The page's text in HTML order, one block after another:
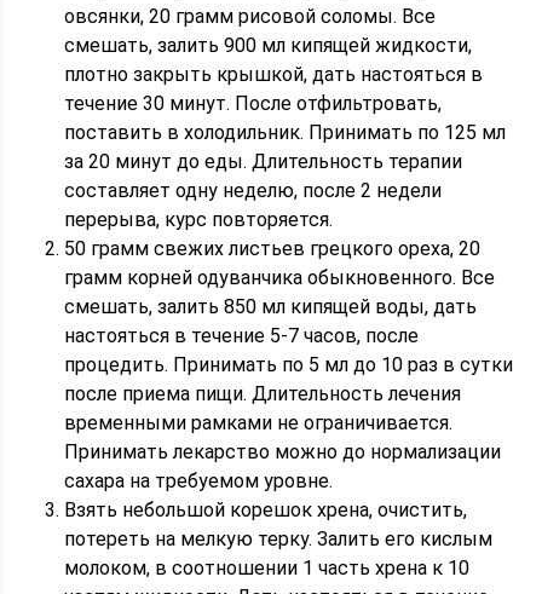
овсянки, 20 грамм рисовой соломы. Все
смешать, залить 900 мл кипящей жидкости,
плотно закрыть крышкой, дать настояться в
течение 30 минут. После отфильтровать,
поставить в холодильник. Принимать по 125 мл
за 20 минут до еды. Длительность терапии
составляет одну неделю, после 2 недели
перерыва, курс повторяется.
50 грамм свежих листьев грецкого ореха, 20
грамм корней одуванчика обыкновенного. Все
смешать, залить 850 мл кипящей воды, дать
настояться в течение 5-7 часов, после
процедить. Принимать по 5 мл до 10 раз в сутки
после приема пищи. Длительность лечения
временными рамками не ограничивается.
Принимать лекарство можно до нормализации
сахара на требуемом уровне.
Взять небольшой корешок хрена, очистить,
потереть на мелкую терку. Залить его кислым
молоком, в соотношении 1 часть хрена к 10